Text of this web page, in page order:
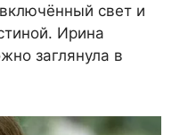
свет и
Ирина
заглянула в